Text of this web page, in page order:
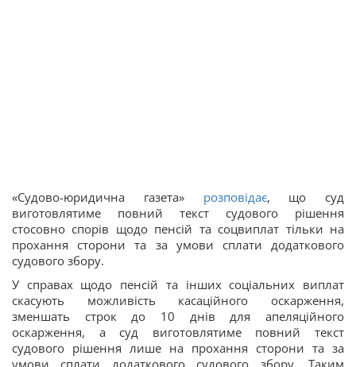
«Судово-юридична газета» розповідає, що суд
виготовлятиме повний текст судового рішення
стосовно спорів щодо пенсій та соцвиплат тільки на
прохання сторони та за умови сплати додаткового
судового збору.
У справах щодо пенсій та інших соціальних виплат
скасують можливість касаційного оскарження,
зменшать строк до 10 днів для апеляційного
оскарження, а суд виготовлятиме повний текст
судового рішення лише на прохання сторони та за
умови сплати додаткового судового збору. Таким